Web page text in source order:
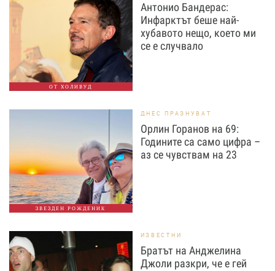
ОТ ХОЛИВУД
Антонио Бандерас:
Инфарктът беше най-
хубавото нещо, което ми
се е случвало
ЗВЕЗДЕН РОЖДЕНИК
ДНЕС ПРАЗНУВАТ
Орлин Горанов на 69:
Годините са само цифра –
аз се чувствам на 23
ИЗВЕСТНИ
Братът на Анджелина
Джоли разкри, че е гей